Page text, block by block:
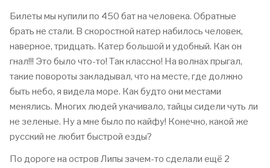
Билеты мы купили по 450 бат на человека. Обратные
брать не стали. В скоростной катер набилось человек,
наверное, тридцать. Катер большой и удобный. Как он
гнал!!! Это было что-то! Так классно! На волнах прыгал,
такие повороты закладывал, что на месте, где должно
быть небо, я видела море. Как будто они местами
менялись. Многих людей укачивало, тайцы сидели чуть ли
не зеленые. Ну а мне было по кайфу! Конечно, какой же
русский не любит быстрой езды?
По дороге на остров Липы зачем-то сделали ещё 2